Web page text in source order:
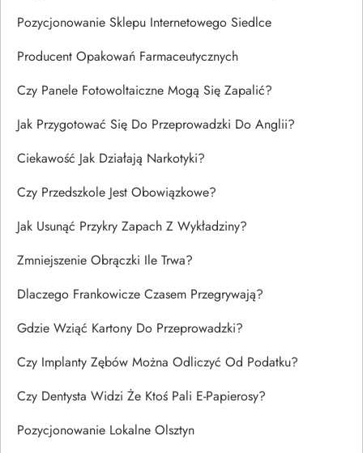
Pozycjonowanie Sklepu Internetowego Siedlce
Producent Opakowań Farmaceutycznych
Czy Panele Fotowoltaiczne Mogą Się Zapalić?
Jak Przygotować Się Do Przeprowadzki Do Anglii?
Ciekawość Jak Działają Narkotyki?
Czy Przedszkole Jest Obowiązkowe?
Jak Usunąć Przykry Zapach Z Wykładziny?
Zmniejszenie Obrączki Ile Trwa?
Dlaczego Frankowicze Czasem Przegrywają?
Gdzie Wziąć Kartony Do Przeprowadzki?
Czy Implanty Zębów Można Odliczyć Od Podatku?
Czy Dentysta Widzi Że Ktoś Pali E-Papierosy?
Pozycjonowanie Lokalne Olsztyn